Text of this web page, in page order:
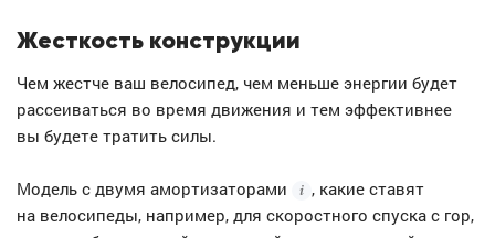
Жесткость конструкции
Чем жестче ваш велосипед, чем меньше энергии будет
рассеиваться во время движения и тем эффективнее
вы будете тратить силы.
Модель с двумя амортизаторами
, какие ставят
на велосипеды, например, для скоростного спуска с гор,